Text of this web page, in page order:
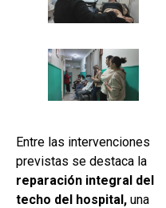
Entre las intervenciones
previstas se destaca la
reparación integral del
techo del hospital, una